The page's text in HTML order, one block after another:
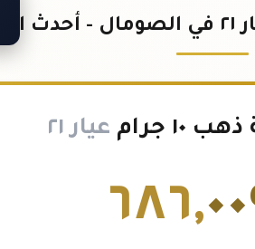
جرام عيار ٢١
٦٨٦,